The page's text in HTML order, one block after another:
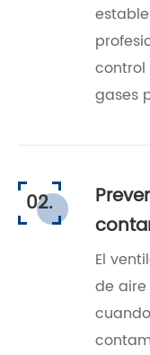
gases
02.
El
de